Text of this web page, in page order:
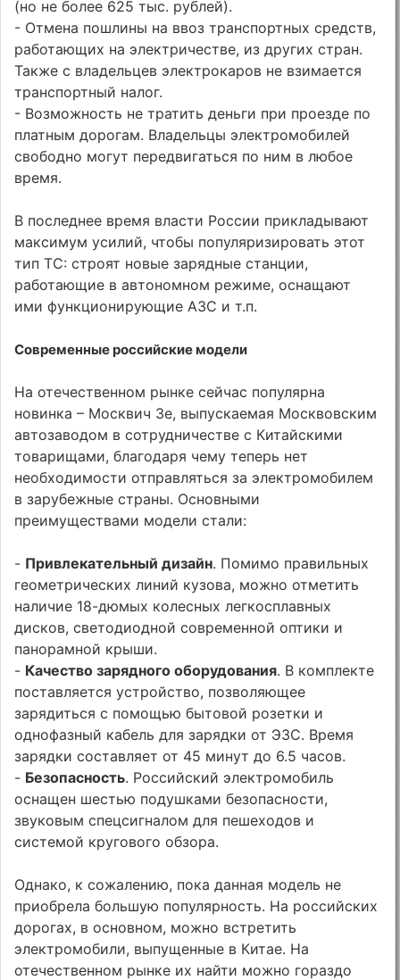
(но не более 625 тыс. рублей).
- Отмена пошлины на ввоз транспортных средств,
работающих на электричестве, из других стран.
Также с владельцев электрокаров не взимается
транспортный налог.
- Возможность не тратить деньги при проезде по
платным дорогам. Владельцы электромобилей
свободно могут передвигаться по ним в любое
время.
В последнее время власти России прикладывают
максимум усилий, чтобы популяризировать этот
тип ТС: строят новые зарядные станции,
работающие в автономном режиме, оснащают
ими функционирующие АЗС и т.п.
Современные российские модели
На отечественном рынке сейчас популярна
новинка – Москвич 3е, выпускаемая Москвовским
автозаводом в сотрудничестве с Китайскими
товарищами, благодаря чему теперь нет
необходимости отправляться за электромобилем
в зарубежные страны. Основными
преимуществами модели стали:
- Привлекательный дизайн. Помимо правильных
геометрических линий кузова, можно отметить
наличие 18-дюмых колесных легкосплавных
дисков, светодиодной современной оптики и
панорамной крыши.
- Качество зарядного оборудования. В комплекте
поставляется устройство, позволяющее
зарядиться с помощью бытовой розетки и
однофазный кабель для зарядки от ЭЗС. Время
зарядки составляет от 45 минут до 6.5 часов.
- Безопасность. Российский электромобиль
оснащен шестью подушками безопасности,
звуковым спецсигналом для пешеходов и
системой кругового обзора.
Однако, к сожалению, пока данная модель не
приобрела большую популярность. На российских
дорогах, в основном, можно встретить
электромобили, выпущенные в Китае. На
отечественном рынке их найти можно гораздо